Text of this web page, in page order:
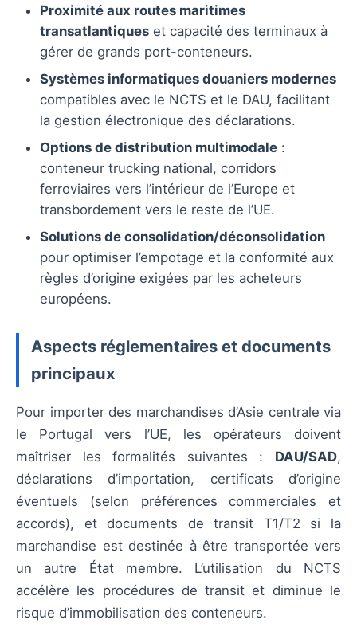
Proximité aux routes maritimes
transatlantiques et capacité des terminaux à
gérer de grands port-conteneurs.
Systèmes informatiques douaniers modernes
compatibles avec le NCTS et le DAU, facilitant
la gestion électronique des déclarations.
Options de distribution multimodale :
conteneur trucking national, corridors
ferroviaires vers l’intérieur de l’Europe et
transbordement vers le reste de l’UE.
Solutions de consolidation/déconsolidation
pour optimiser l’empotage et la conformité aux
règles d’origine exigées par les acheteurs
européens.
Aspects réglementaires et documents
principaux
Pour importer des marchandises d’Asie centrale via
le Portugal vers l’UE, les opérateurs doivent
maîtriser les formalités suivantes : DAU/SAD,
déclarations d’importation, certificats d’origine
éventuels (selon préférences commerciales et
accords), et documents de transit T1/T2 si la
marchandise est destinée à être transportée vers
un autre État membre. L’utilisation du NCTS
accélère les procédures de transit et diminue le
risque d’immobilisation des conteneurs.